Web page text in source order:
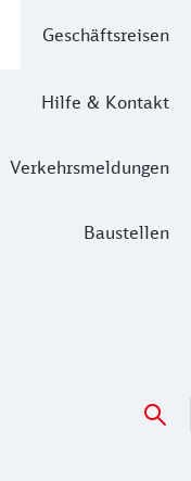
Geschäftsreisen
Hilfe & Kontakt
Verkehrsmeldungen
Baustellen